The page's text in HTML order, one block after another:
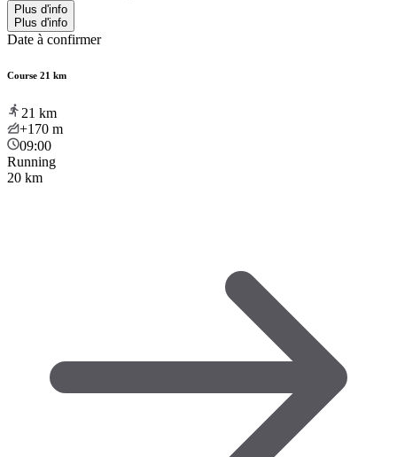
Plus d'info
Plus d'info
Date à confirmer
Course 21 km
21 km
+170 m
09:00
Running
20 km